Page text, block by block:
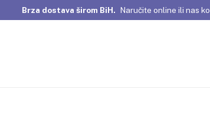
Brza dostava širom BiH. Naručite online ili nas
Dobrodošli u Uspomene Istanbula! Pažljivo